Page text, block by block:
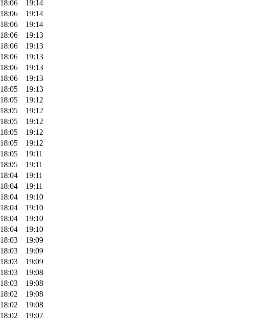
18:06
19:14
18:06
19:14
18:06
19:14
18:06
19:13
18:06
19:13
18:06
19:13
18:06
19:13
18:06
19:13
18:05
19:13
18:05
19:12
18:05
19:12
18:05
19:12
18:05
19:12
18:05
19:12
18:05
19:11
18:05
19:11
18:04
19:11
18:04
19:11
18:04
19:10
18:04
19:10
18:04
19:10
18:04
19:10
18:03
19:09
18:03
19:09
18:03
19:09
18:03
19:08
18:03
19:08
18:02
19:08
18:02
19:08
18:02 19:07